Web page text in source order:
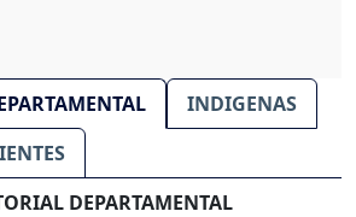
INDIGENAS
DEPARTAMENTAL